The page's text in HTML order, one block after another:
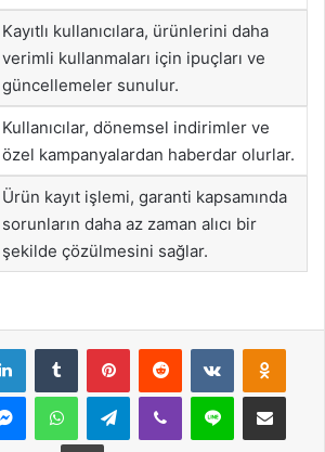
Kayıtlı kullanıcılara, ürünlerini daha
verimli kullanmaları için ipuçları ve
güncellemeler sunulur.
Kullanıcılar, dönemsel indirimler ve
özel kampanyalardan haberdar olurlar.
Ürün kayıt işlemi, garanti kapsamında
sorunların daha az zaman alıcı bir
şekilde çözülmesini sağlar.
LinkedInTumblr PinterestReddit VKontakte
MessengerWhatsAppTelegramViber Line E-Posta ile
Yazdır